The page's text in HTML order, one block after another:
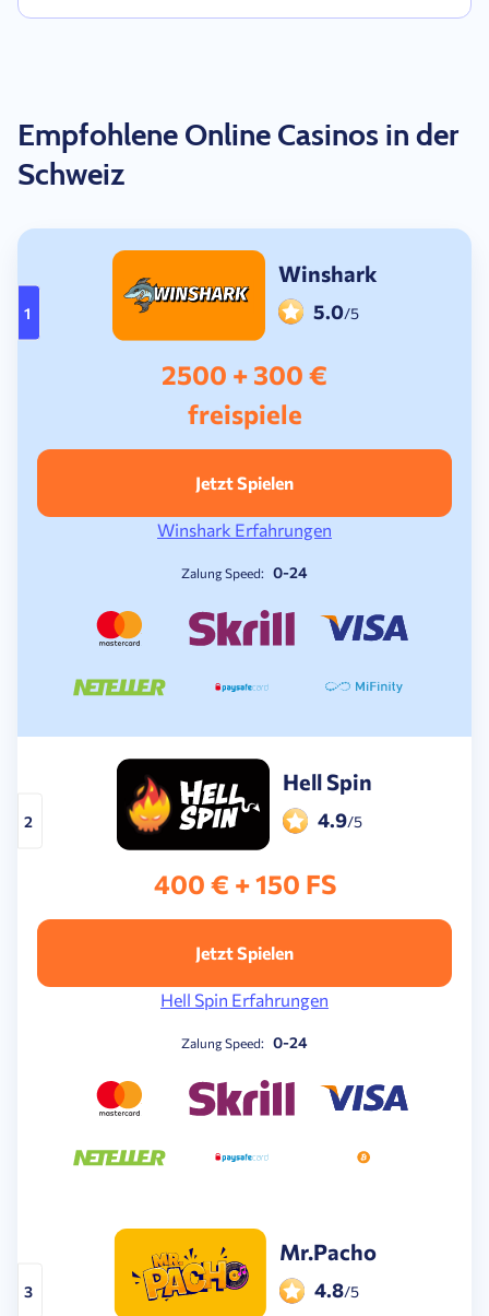
Empfohlene Online Casinos in der
Schweiz
1
Winshark
5.0/5
2500 + 300 €
freispiele
Zalung Speed: 0-24
Jetzt Spielen
Winshark Erfahrungen
2
Hell Spin
4.9/5
400 € + 150 FS
Zalung Speed: 0-24
Jetzt Spielen
Hell Spin Erfahrungen
3
Mr.Pacho
4.8/5